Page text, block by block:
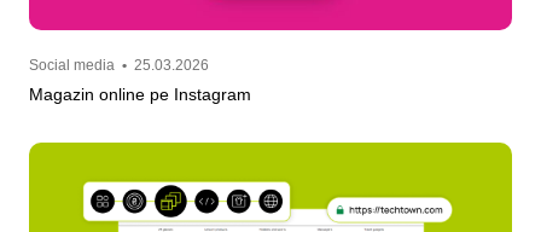
Social media • 25.03.2026
Magazin online pe Instagram